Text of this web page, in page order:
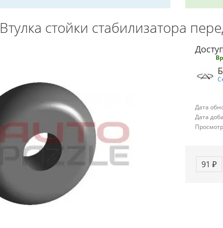
Втулка стойки стабилизатора
Дата
Дата
91 ₽